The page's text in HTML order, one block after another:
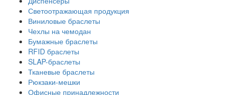
Светоотражающая продукция
Виниловые браслеты
Чехлы на чемодан
Бумажные браслеты
RFID браслеты
SLAP-браслеты
Тканевые браслеты
Рюкзаки-мешки
Офисные принадлежности